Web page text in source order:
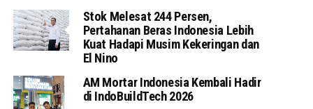
Stok Melesat 244 Persen,
Pertahanan Beras Indonesia Lebih
Kuat Hadapi Musim Kekeringan dan
El Nino
AM Mortar Indonesia Kembali Hadir
di IndoBuildTech 2026